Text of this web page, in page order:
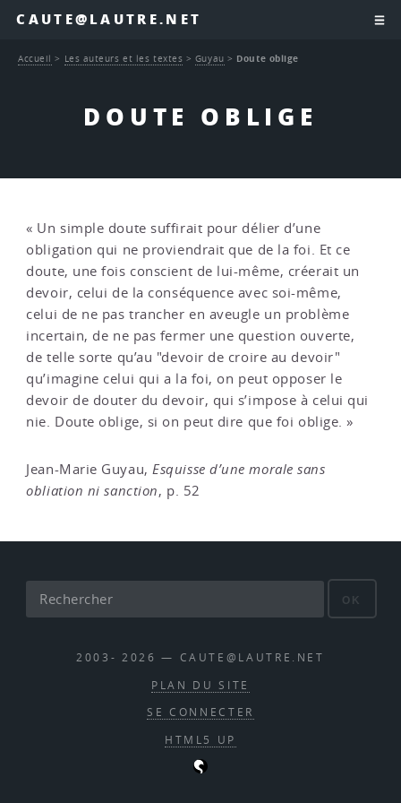
CAUTE@LAUTRE.NET
DOUTE OBLIGE
Accueil > Les auteurs et les textes > Guyau > Doute oblige
« Un simple doute suffirait pour délier d’une
obligation qui ne proviendrait que de la foi. Et ce
doute, une fois conscient de lui-même, créerait un
devoir, celui de la conséquence avec soi-même,
celui de ne pas trancher en aveugle un problème
incertain, de ne pas fermer une question ouverte,
de telle sorte qu’au "devoir de croire au devoir"
qu’imagine celui qui a la foi, on peut opposer le
devoir de douter du devoir, qui s’impose à celui qui
nie. Doute oblige, si on peut dire que foi oblige. »
Jean-Marie Guyau,Esquisse d’une morale sans
obliation ni sanction, p. 52
OK
2003- 2026 — CAUTE@LAUTRE.NET
PLAN DU SITE
SE CONNECTER
HTML5 UP